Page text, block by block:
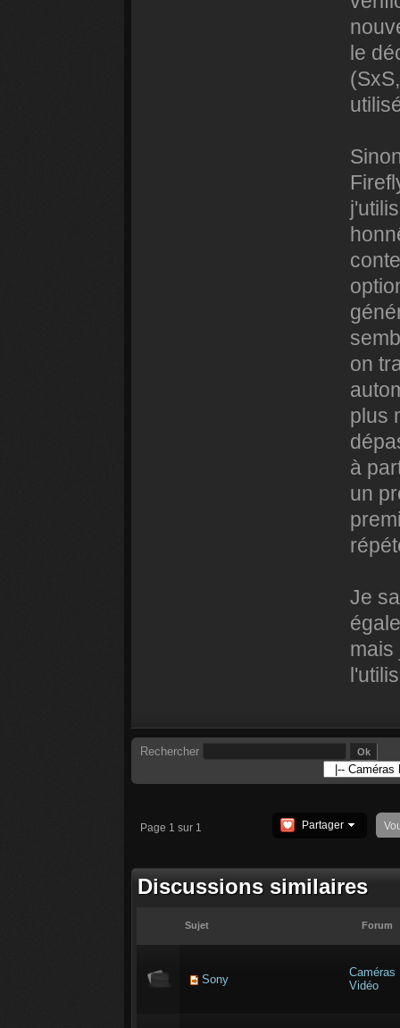
le
on
plus
à
un
Je
mais
Rechercher
Page 1 sur 1 Partager
Discussions similaires
Sujet Forum
Sony
Caméras
Vidéo